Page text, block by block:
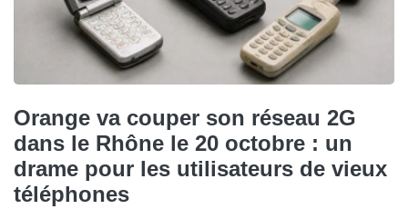
Orange va couper son réseau 2G
dans le Rhône le 20 octobre : un
drame pour les utilisateurs de vieux
téléphones